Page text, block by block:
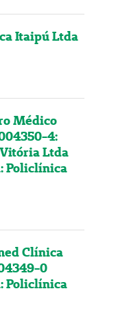
Itaipú Ltda
Médico
4:
Ltda
Policlínica
Clínica
0
Policlínica